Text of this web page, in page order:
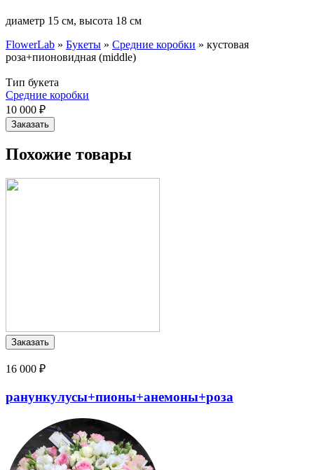
диаметр 15 см, высота 18 см
Вы здесь
FlowerLab » Букеты » Средние коробки » кустовая
роза+пионовидная (middle)
Тип букета
Средние коробки
10 000 ₽
Похожие товары
16 000 ₽
ранункулусы+пионы+анемоны+роза